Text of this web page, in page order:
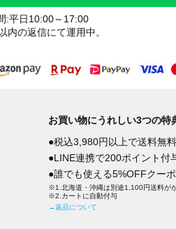
:平日10:00～17:00
内の返信にて運用中。
お買い物にうれしい3つの特
●税込3,980円以上で送料無
●LINE連携で200ポイント付
●誰でも使える5%OFFクー
※1.北海道・沖縄は別途1,100円送料が
※2.カートに自動付与
→返品について